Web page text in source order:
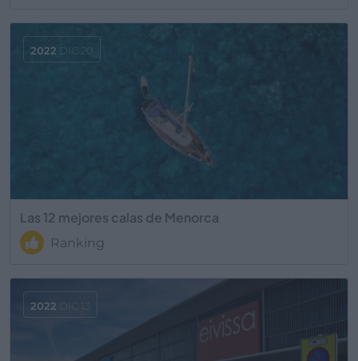
Las 12 mejores calas de Menorca
Ranking
2022 DIC 20
2022